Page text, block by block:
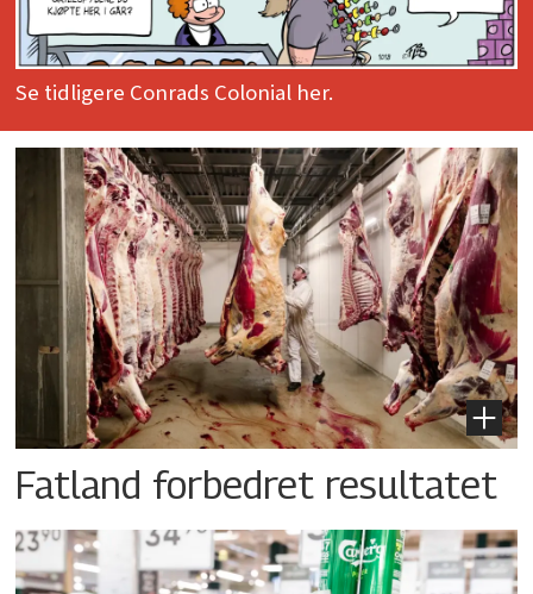
Se tidligere Conrads Colonial her.
Fatland forbedret resultatet